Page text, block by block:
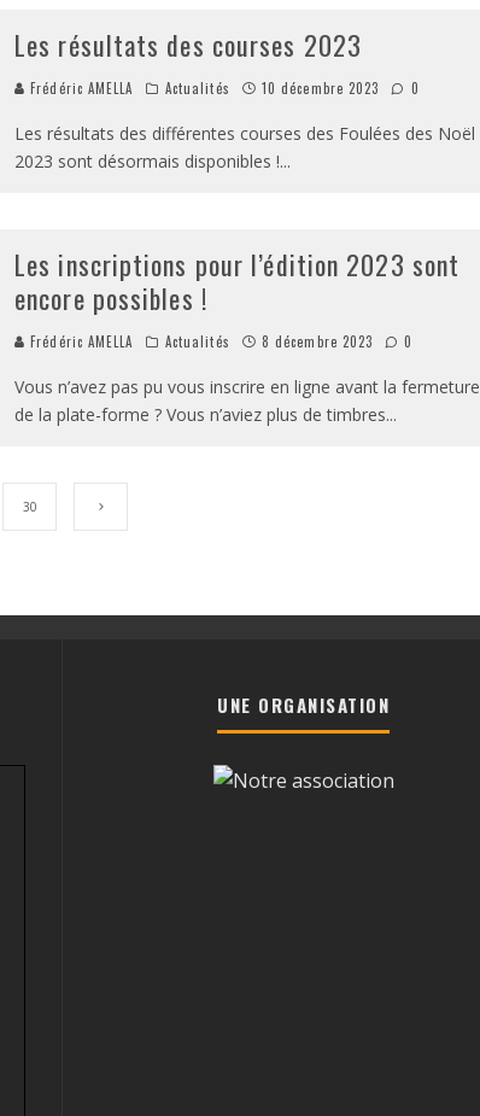
Les résultats des courses 2023
Frédéric AMELLA Actualités 10 décembre 2023 0
Les résultats des différentes courses des Foulées des Noël
2023 sont désormais disponibles !...
Les inscriptions pour l’édition 2023 sont
encore possibles !
Frédéric AMELLA Actualités 8 décembre 2023 0
Vous n’avez pas pu vous inscrire en ligne avant la fermeture
de la plate-forme ? Vous n’aviez plus de timbres...
30
UNE ORGANISATION